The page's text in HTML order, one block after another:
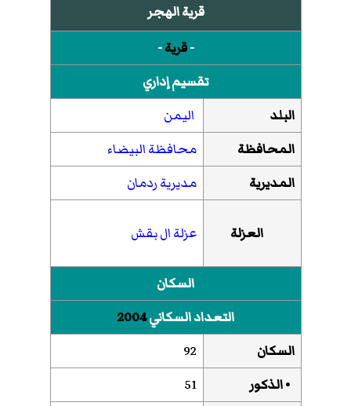
قرية الهجر
-قرية-
تقسيم إداري
البلد
اليمن
المحافظة
محافظة البيضاء
المديرية
مديرية ردمان
العزلة عزلة ال بقش
السكان
التعداد السكاني2004
السكان
92
• الذكور
51